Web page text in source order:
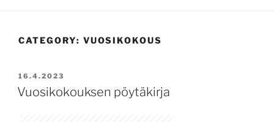
CATEGORY: VUOSIKOKOUS
POSTED
ON
16.4.2023
Vuosikokouksen pöytäkirja